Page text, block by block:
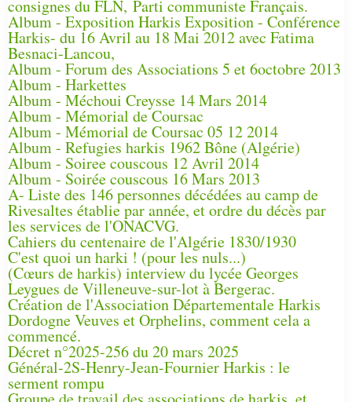
consignes du FLN, Parti communiste Français.
Album - Exposition Harkis Exposition - Conférence
Harkis- du 16 Avril au 18 Mai 2012 avec Fatima
Besnaci-Lancou,
Album - Forum des Associations 5 et 6octobre 2013
Album - Harkettes
Album - Méchoui Creysse 14 Mars 2014
Album - Mémorial de Coursac
Album - Mémorial de Coursac 05 12 2014
Album - Refugies harkis 1962 Bône (Algérie)
Album - Soiree couscous 12 Avril 2014
Album - Soirée couscous 16 Mars 2013
A- Liste des 146 personnes décédées au camp de
Rivesaltes établie par année, et ordre du décès par
les services de l'ONACVG.
Cahiers du centenaire de l'Algérie 1830/1930
C'est quoi un harki ! (pour les nuls...)
(Cœurs de harkis) interview du lycée Georges
Leygues de Villeneuve-sur-lot à Bergerac.
Création de l'Association Départementale Harkis
Dordogne Veuves et Orphelins, comment cela a
commencé.
Décret n°2025-256 du 20 mars 2025
Général-2S-Henry-Jean-Fournier Harkis : le
serment rompu